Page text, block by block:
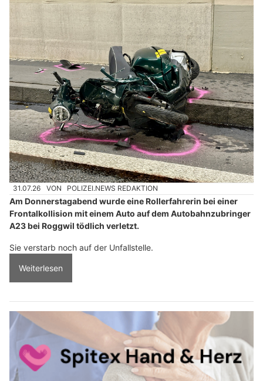
31.07.26 VON POLIZEI.NEWS REDAKTION
Am Donnerstagabend wurde eine Rollerfahrerin bei einer
Frontalkollision mit einem Auto auf dem Autobahnzubringer
A23 bei Roggwil tödlich verletzt.
Sie verstarb noch auf der Unfallstelle.
Weiterlesen